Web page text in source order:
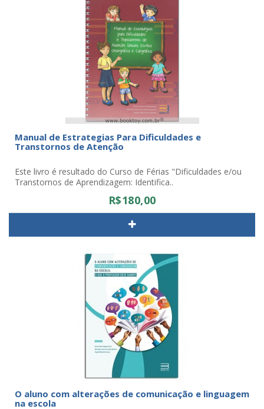
Manual de Estrategias Para Dificuldades e
Transtornos de Atenção
Este livro é resultado do Curso de Férias "Dificuldades e/ou
Transtornos de Aprendizagem: Identifica..
R$180,00
O aluno com alterações de comunicação e linguagem
na escola